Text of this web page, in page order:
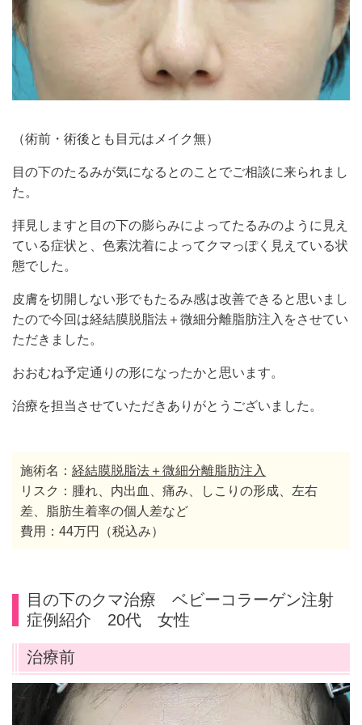
（術前・術後とも目元はメイク無）
目の下のたるみが気になるとのことでご相談に来られまし
た。
拝見しますと目の下の膨らみによってたるみのように見え
ている症状と、色素沈着によってクマっぽく見えている状
態でした。
皮膚を切開しない形でもたるみ感は改善できると思いまし
たので今回は経結膜脱脂法＋微細分離脂肪注入をさせてい
ただきました。
おおむね予定通りの形になったかと思います。
治療を担当させていただきありがとうございました。
施術名： 経結膜脱脂法＋微細分離脂肪注入
リスク：腫れ、内出血、痛み、しこりの形成、左右
差、脂肪生着率の個人差など
費用：44万円（税込み）
目の下のクマ治療 ベビーコラーゲン注射
症例紹介 20代 女性
治療前